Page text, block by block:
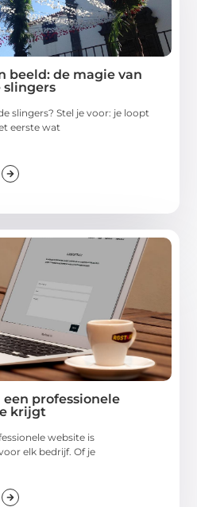
beeld: de magie van
slingers
slingers? Stel je voor: je loopt
eerste wat
professionele
krijgt
website is
elk bedrijf. Of je